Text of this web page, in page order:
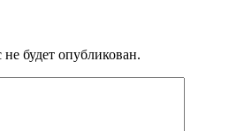
будет опубликован.